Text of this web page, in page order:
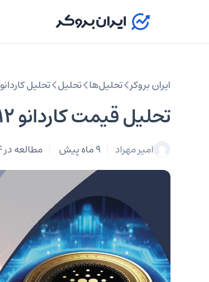
ایران بروکر تحلیل‌ها تحلیل‌ تحلیل کاردانو
تحلیل قیمت کاردانو ۱۲ آبان | آیا ADA همچنان نزولی است؟
امیر مهراد 9 ماه پیش مطالعه در 4 دقیقه